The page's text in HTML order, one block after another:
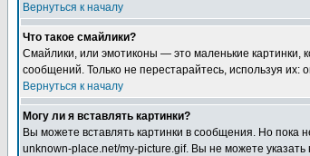
Вернуться к началу
Что такое смайлики?
Смайлики, или эмотиконы — это маленькие картинки,
сообщений. Только не перестарайтесь, используя
Вернуться к началу
Могу ли я вставлять картинки?
Вы можете вставлять картинки в сообщения. Но пока
unknown-place.net/my-picture.gif. Вы не можете